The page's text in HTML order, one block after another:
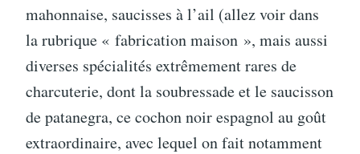
mahonnaise, saucisses à l’ail (allez voir dans
la rubrique « fabrication maison », mais aussi
diverses spécialités extrêmement rares de
charcuterie, dont la soubressade et le saucisson
de patanegra, ce cochon noir espagnol au goût
extraordinaire, avec lequel on fait notamment